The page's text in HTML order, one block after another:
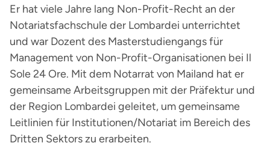
Er hat viele Jahre lang Non-Profit-Recht an der
Notariatsfachschule der Lombardei unterrichtet
und war Dozent des Masterstudiengangs für
Management von Non-Profit-Organisationen bei Il
Sole 24 Ore. Mit dem Notarrat von Mailand hat er
gemeinsame Arbeitsgruppen mit der Präfektur und
der Region Lombardei geleitet, um gemeinsame
Leitlinien für Institutionen/Notariat im Bereich des
Dritten Sektors zu erarbeiten.